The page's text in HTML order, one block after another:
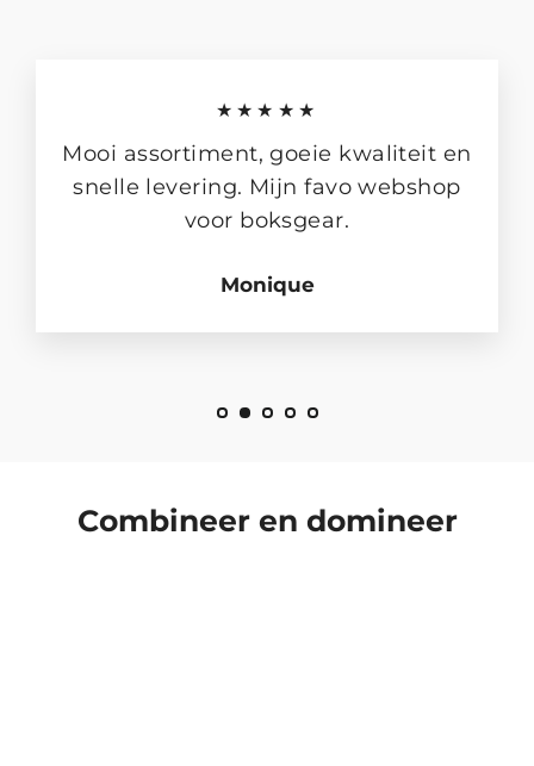
★★★★★
Mooi assortiment, goeie kwaliteit en
snelle levering. Mijn favo webshop
voor boksgear.
Monique
Combineer en domineer